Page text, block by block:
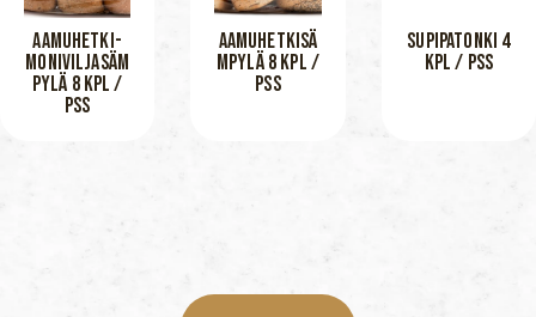
AAMUHETKI-
MONIVILJASÄM
PYLÄ 8 KPL /
PSS
AAMUHETKISÄ
MPYLÄ 8 KPL /
PSS
SUPIPATONKI 4
KPL / PSS